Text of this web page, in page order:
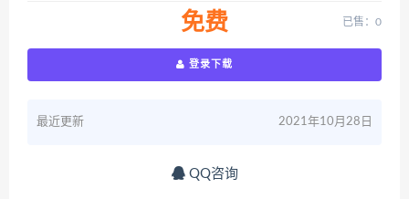
免费 已售：0
登录下载
最近更新 2021年10月28日
QQ咨询